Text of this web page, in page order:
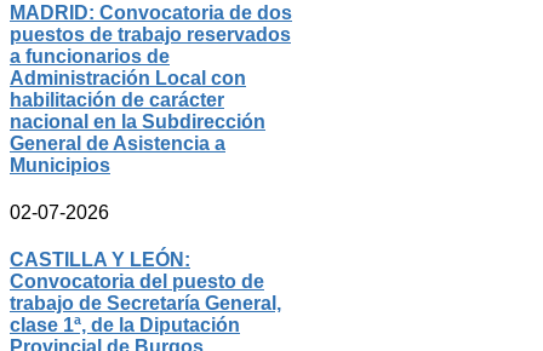
MADRID: Convocatoria de dos
puestos de trabajo reservados
a funcionarios de
Administración Local con
habilitación de carácter
nacional en la Subdirección
General de Asistencia a
Municipios
02-07-2026
CASTILLA Y LEÓN:
Convocatoria del puesto de
trabajo de Secretaría General,
clase 1ª, de la Diputación